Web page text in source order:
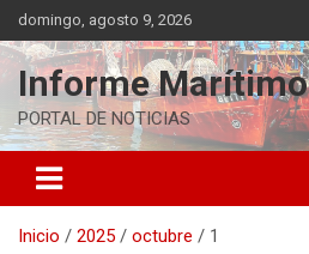
Saltar
al
contenido
domingo, agosto 9, 2026
Informe Marítimo
PORTAL DE NOTICIAS
Inicio 2025 octubre 1